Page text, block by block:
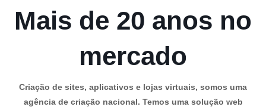
Mais de 20 anos no
mercado
Criação de sites, aplicativos e lojas virtuais, somos uma
agência de criação nacional. Temos uma solução web